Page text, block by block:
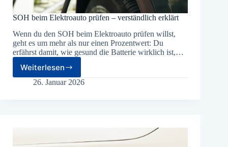
SOH beim Elektroauto prüfen – verständlich erklärt
Wenn du den SOH beim Elektroauto prüfen willst,
geht es um mehr als nur einen Prozentwert: Du
erfährst damit, wie gesund die Batterie wirklich ist,…
Weiterlesen
SOH
beim
26. Januar 2026